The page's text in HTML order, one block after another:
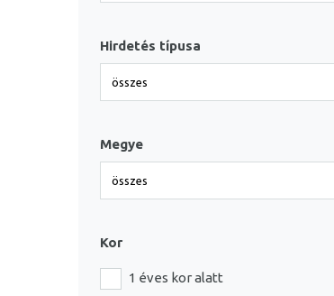
Hirdetés típusa
Megye
Kor
1 éves kor alatt